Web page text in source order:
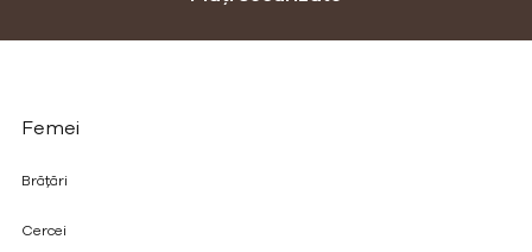
Femei
Brățări
Cercei